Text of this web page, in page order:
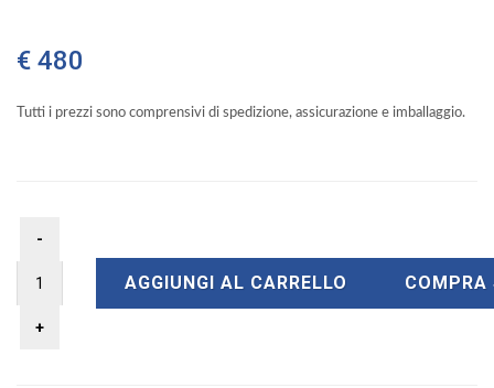
€ 480
Tutti i prezzi sono comprensivi di spedizione, assicurazione e imballaggio.
AGGIUNGI AL CARRELLO COMPRA